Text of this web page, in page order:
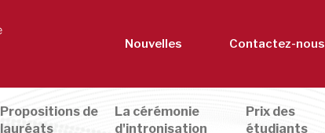
Nouvelles Contactez-nous
Propositions de
lauréats
La cérémonie
d'intronisation
Prix des
étudiants